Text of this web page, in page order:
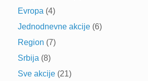
Evropa (4)
Jednodnevne akcije (6)
Region (7)
Srbija (8)
Sve akcije (21)